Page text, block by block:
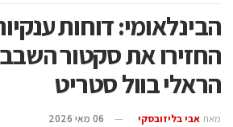
הבינלאומי: דוחות
החזירו את סקטור
הראלי בוול סטריט
מאת אבי בליזובסקי
06 מאי 2026